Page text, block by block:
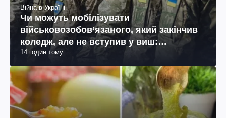
Війна в Україні
Чи можуть мобілізувати
військовозобов’язаного, який закінчив
коледж, але не вступив у виш:
пояснення юриста
14 годин тому